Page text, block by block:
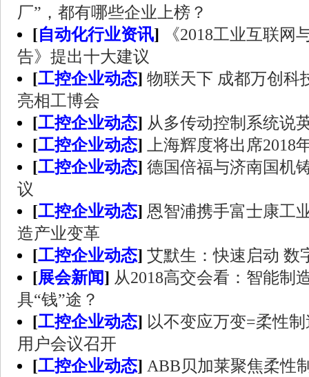
厂”，都有哪些企业上榜？
[自动化行业资讯]
《2018工业互联网
告》提出十大建议
[工控企业动态] 物联天下 成都万创科
亮相工博会
[工控企业动态] 从多传动控制系统说
[工控企业动态]
上海辉度将出席2018
[工控企业动态] 德国倍福与济南国机
议
[工控企业动态] 恩智浦携手富士康工
造产业变革
[工控企业动态] 艾默生：快速启动 数
[展会新闻] 从2018高交会看：智能制
具“钱”途？
[工控企业动态] 以不变应万变=柔性
用户会议召开
[工控企业动态] ABB贝加莱聚焦柔性